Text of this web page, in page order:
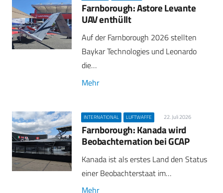
Farnborough: Astore Levante
UAV enthüllt
Auf der Farnborough 2026 stellten
Baykar Technologies und Leonardo
die…
Mehr
INTERNATIONAL LUFTWAFFE 22. Juli 2026
Farnborough: Kanada wird
Beobachternation bei GCAP
Kanada ist als erstes Land den Status
einer Beobachterstaat im…
Mehr